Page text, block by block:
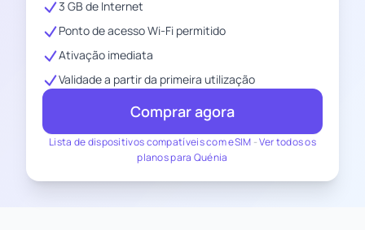
Lista de dispositivos compatíveis com eSIM -Ver todos os
planos para Quénia
3 GB de Internet
Ponto de acesso Wi-Fi permitido
Ativação imediata
Validade a partir da primeira utilização
Comprar agora